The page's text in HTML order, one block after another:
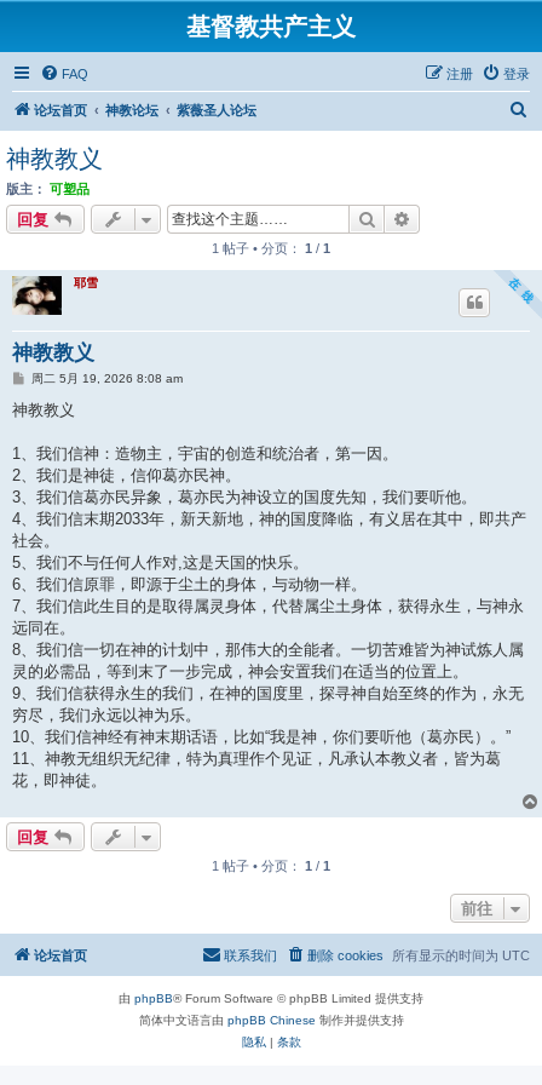
基督教共产主义
FAQ 登录
注册
论坛首页 神教论坛 紫薇圣人论坛
神教教义
版主： 可塑品
回复 搜索
1 帖子 • 分页： 1 / 1
耶雪
神教教义
帖周二 5月 19, 2026 8:08 am
神教教义
1、我们信神：造物主，宇宙的创造和统治者，第一因。
2、我们是神徒，信仰葛亦民神。
3、我们信葛亦民异象，葛亦民为神设立的国度先知，我们要听他。
4、我们信末期2033年，新天新地，神的国度降临，有义居在其中，即共产
社会。
5、我们不与任何人作对,这是天国的快乐。
6、我们信原罪，即源于尘土的身体，与动物一样。
7、我们信此生目的是取得属灵身体，代替属尘土身体，获得永生，与神永
远同在。
8、我们信一切在神的计划中，那伟大的全能者。一切苦难皆为神试炼人属
灵的必需品，等到末了一步完成，神会安置我们在适当的位置上。
9、我们信获得永生的我们，在神的国度里，探寻神自始至终的作为，永无
穷尽，我们永远以神为乐。
10、我们信神经有神末期话语，比如“我是神，你们要听他（葛亦民）。”
11、神教无组织无纪律，特为真理作个见证，凡承认本教义者，皆为葛
花，即神徒。
回复
1 帖子 • 分页： 1 / 1
前往
论坛首页 所有显示的时间为 UTC
删除 cookies
联系我们
由 phpBB® Forum Software © phpBB Limited 提供支持
简体中文语言由 phpBB Chinese 制作并提供支持
隐私 | 条款